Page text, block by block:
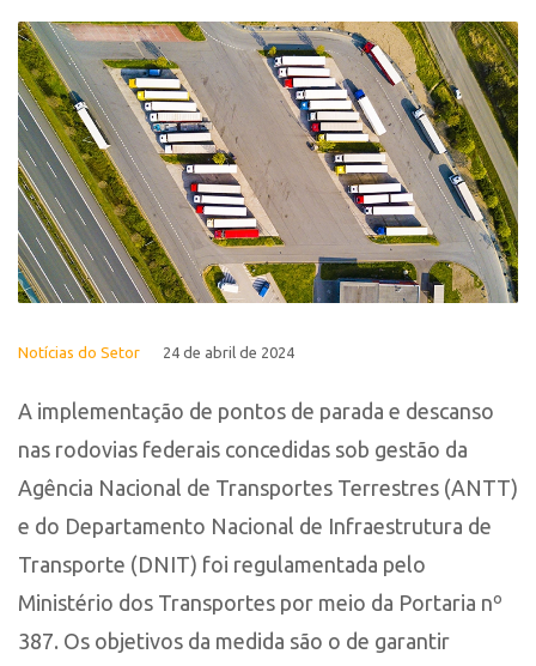
Notícias do Setor 24 de abril de 2024
A implementação de pontos de parada e descanso
nas rodovias federais concedidas sob gestão da
Agência Nacional de Transportes Terrestres (ANTT)
e do Departamento Nacional de Infraestrutura de
Transporte (DNIT) foi regulamentada pelo
Ministério dos Transportes por meio da Portaria nº
387. Os objetivos da medida são o de garantir